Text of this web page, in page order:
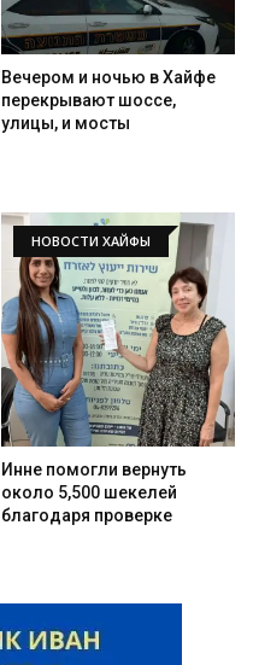
Вечером и ночью в Хайфе
перекрывают шоссе,
улицы, и мосты
НОВОСТИ ХАЙФЫ
Инне помогли вернуть
около 5,500 шекелей
благодаря проверке